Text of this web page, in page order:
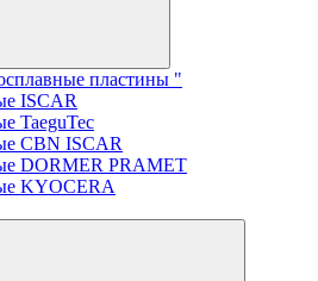
пластины "
ISCAR
TaeguTec
CBN ISCAR
DORMER PRAMET
KYOCERA